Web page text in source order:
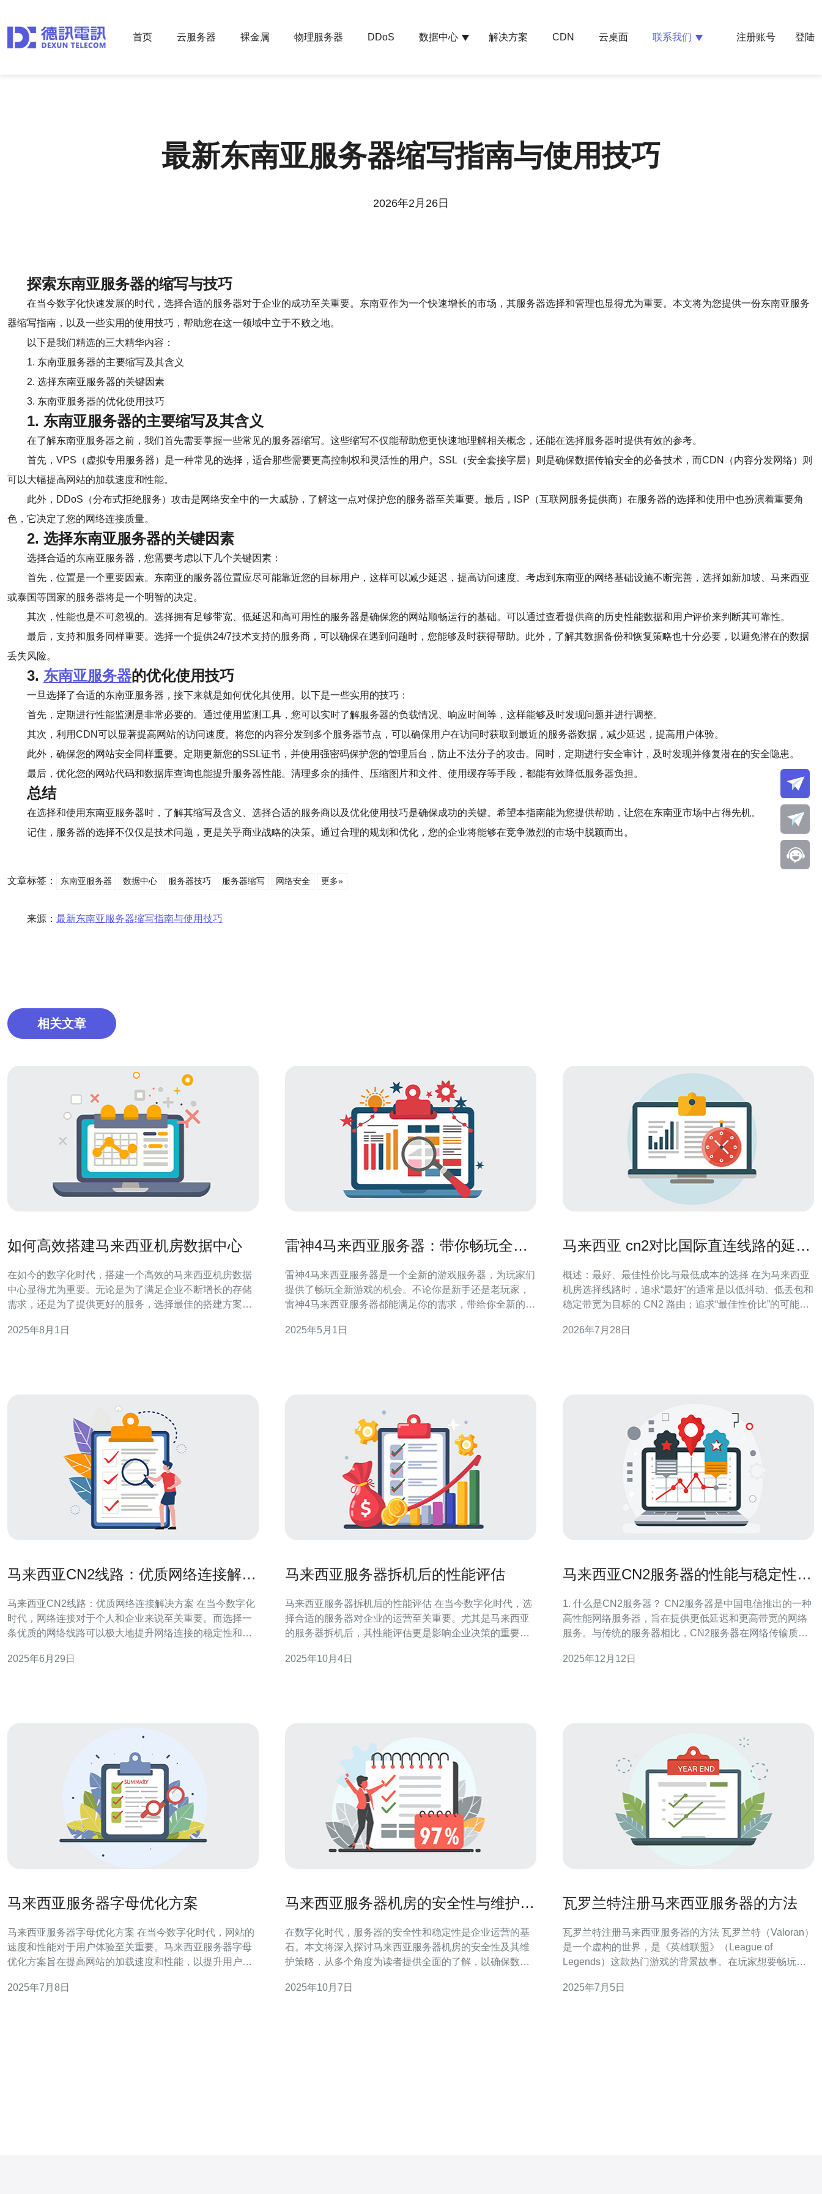
首页 云服务器 裸金属 物理服务器 DDoS 数据中心 解决方案 CDN 云桌面 联系我们 注册账号 登陆
最新东南亚服务器缩写指南与使用技巧
2026年2月26日
探索东南亚服务器的缩写与技巧
在当今数字化快速发展的时代，选择合适的服务器对于企业的成功至关重要。东南亚作为一个快速增长的市场，其服务器选择和管理也显得尤为重要。本文将为您提供一份东南亚服务
器缩写指南，以及一些实用的使用技巧，帮助您在这一领域中立于不败之地。
以下是我们精选的三大精华内容：
1. 东南亚服务器的主要缩写及其含义
2. 选择东南亚服务器的关键因素
3. 东南亚服务器的优化使用技巧
1. 东南亚服务器的主要缩写及其含义
在了解东南亚服务器之前，我们首先需要掌握一些常见的服务器缩写。这些缩写不仅能帮助您更快速地理解相关概念，还能在选择服务器时提供有效的参考。
首先，VPS（虚拟专用服务器）是一种常见的选择，适合那些需要更高控制权和灵活性的用户。SSL（安全套接字层）则是确保数据传输安全的必备技术，而CDN（内容分发网络）则
可以大幅提高网站的加载速度和性能。
此外，DDoS（分布式拒绝服务）攻击是网络安全中的一大威胁，了解这一点对保护您的服务器至关重要。最后，ISP（互联网服务提供商）在服务器的选择和使用中也扮演着重要角
色，它决定了您的网络连接质量。
2. 选择东南亚服务器的关键因素
选择合适的东南亚服务器，您需要考虑以下几个关键因素：
首先，位置是一个重要因素。东南亚的服务器位置应尽可能靠近您的目标用户，这样可以减少延迟，提高访问速度。考虑到东南亚的网络基础设施不断完善，选择如新加坡、马来西亚
或泰国等国家的服务器将是一个明智的决定。
其次，性能也是不可忽视的。选择拥有足够带宽、低延迟和高可用性的服务器是确保您的网站顺畅运行的基础。可以通过查看提供商的历史性能数据和用户评价来判断其可靠性。
最后，支持和服务同样重要。选择一个提供24/7技术支持的服务商，可以确保在遇到问题时，您能够及时获得帮助。此外，了解其数据备份和恢复策略也十分必要，以避免潜在的数据
丢失风险。
3. 东南亚服务器的优化使用技巧
一旦选择了合适的东南亚服务器，接下来就是如何优化其使用。以下是一些实用的技巧：
首先，定期进行性能监测是非常必要的。通过使用监测工具，您可以实时了解服务器的负载情况、响应时间等，这样能够及时发现问题并进行调整。
其次，利用CDN可以显著提高网站的访问速度。将您的内容分发到多个服务器节点，可以确保用户在访问时获取到最近的服务器数据，减少延迟，提高用户体验。
此外，确保您的网站安全同样重要。定期更新您的SSL证书，并使用强密码保护您的管理后台，防止不法分子的攻击。同时，定期进行安全审计，及时发现并修复潜在的安全隐患。
最后，优化您的网站代码和数据库查询也能提升服务器性能。清理多余的插件、压缩图片和文件、使用缓存等手段，都能有效降低服务器负担。
总结
在选择和使用东南亚服务器时，了解其缩写及含义、选择合适的服务商以及优化使用技巧是确保成功的关键。希望本指南能为您提供帮助，让您在东南亚市场中占得先机。
记住，服务器的选择不仅仅是技术问题，更是关乎商业战略的决策。通过合理的规划和优化，您的企业将能够在竞争激烈的市场中脱颖而出。
文章标签： 东南亚服务器 数据中心 服务器技巧 服务器缩写 网络安全 更多»
来源： 最新东南亚服务器缩写指南与使用技巧
相关文章
如何高效搭建马来西亚机房数据中心
在如今的数字化时代，搭建一个高效的马来西亚机房数据
中心显得尤为重要。无论是为了满足企业不断增长的存储
需求，还是为了提供更好的服务，选择最佳的搭建方案、
合适的服务器到优化数据传输速度，搭建一个高效的数据
2025年8月1日
雷神4马来西亚服务器：带你畅玩全新
雷神4马来西亚服务器是一个全新的游戏服务器，为玩家们
提供了畅玩全新游戏的机会。不论你是新手还是老玩家，
雷神4马来西亚服务器都能满足你的需求，带给你全新的游
择，无论你喜欢什么类型的游戏，这里都能满足你的需
2025年5月1日
马来西亚 cn2对比国际直连线路的延迟
概述：最好、最佳性价比与最低成本的选择 在为马来西亚
机房选择线路时，追求“最好”的通常是以低抖动、低丢包和
稳定带宽为目标的 CN2 路由；追求“最佳性价比”的可能是
控制成本；而“最便宜”的通常是通用的国际骨干或共享带宽
2026年7月28日
马来西亚CN2线路：优质网络连接解决
马来西亚CN2线路：优质网络连接解决方案 在当今数字化
时代，网络连接对于个人和企业来说至关重要。而选择一
条优质的网络线路可以极大地提升网络连接的稳定性和速
案，为用户提供了高质量的网络连接体验。 马来西亚CN2
2025年6月29日
马来西亚服务器拆机后的性能评估
马来西亚服务器拆机后的性能评估 在当今数字化时代，选
择合适的服务器对企业的运营至关重要。尤其是马来西亚
的服务器拆机后，其性能评估更是影响企业决策的重要因
析和评估，帮助企业更好地理解服务器的实际表现和潜在
2025年10月4日
马来西亚CN2服务器的性能与稳定性评
1. 什么是CN2服务器？ CN2服务器是中国电信推出的一种
高性能网络服务器，旨在提供更低延迟和更高带宽的网络
服务。与传统的服务器相比，CN2服务器在网络传输质量
过中国电信的海底光缆与国内连接，确保了数据传输的高
2025年12月12日
马来西亚服务器字母优化方案
马来西亚服务器字母优化方案 在当今数字化时代，网站的
速度和性能对于用户体验至关重要。马来西亚服务器字母
优化方案旨在提高网站的加载速度和性能，以提升用户体
网络基础设施和快速的互联网连接。选择马来西亚服务器
2025年7月8日
马来西亚服务器机房的安全性与维护策
在数字化时代，服务器的安全性和稳定性是企业运营的基
石。本文将深入探讨马来西亚服务器机房的安全性及其维
护策略，从多个角度为读者提供全面的了解，以确保数据
有多高？ 马来西亚的服务器机房一般具备较高的安全性，
2025年10月7日
瓦罗兰特注册马来西亚服务器的方法
瓦罗兰特注册马来西亚服务器的方法 瓦罗兰特（Valoran）
是一个虚构的世界，是《英雄联盟》（League of
Legends）这款热门游戏的背景故事。在玩家想要畅玩游
何注册并连接到马来西亚服务器，让玩家能够在瓦罗兰特
2025年7月5日